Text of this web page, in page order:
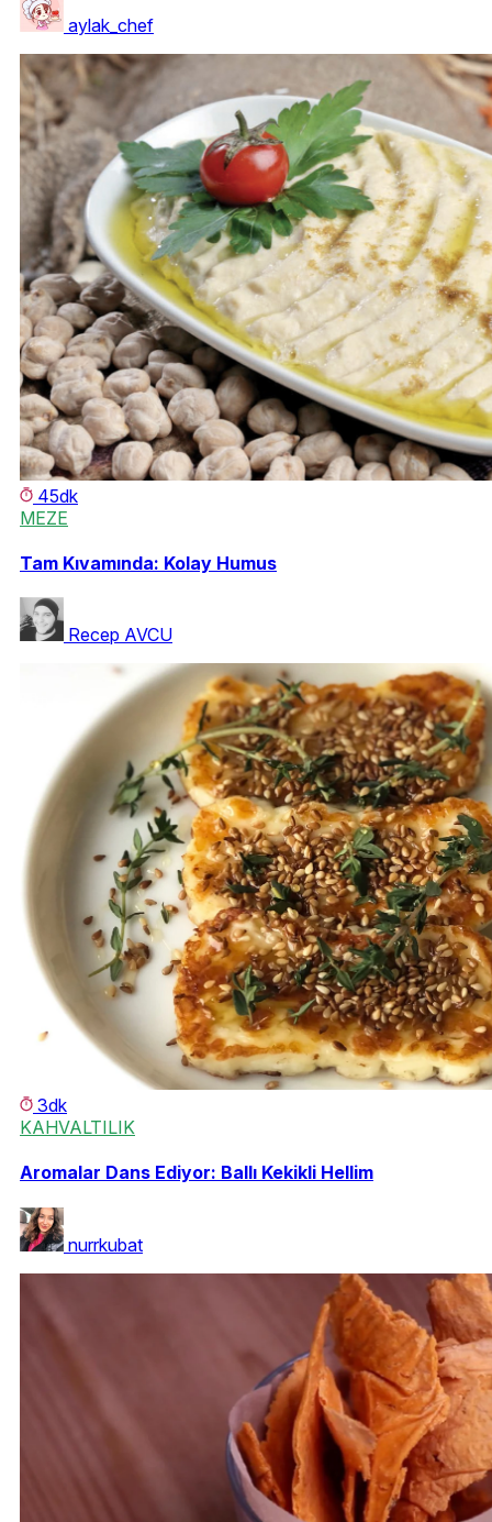
aylak_chef
45dk
MEZE
Tam Kıvamında: Kolay Humus
Recep AVCU
3dk
KAHVALTILIK
Aromalar Dans Ediyor: Ballı Kekikli Hellim
nurrkubat